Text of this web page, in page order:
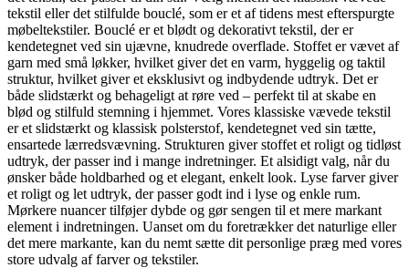
tekstil eller det stilfulde bouclé, som er et af tidens mest efterspurgte
møbeltekstiler. Bouclé er et blødt og dekorativt tekstil, der er
kendetegnet ved sin ujævne, knudrede overflade. Stoffet er vævet af
garn med små løkker, hvilket giver det en varm, hyggelig og taktil
struktur, hvilket giver et eksklusivt og indbydende udtryk. Det er
både slidstærkt og behageligt at røre ved – perfekt til at skabe en
blød og stilfuld stemning i hjemmet. Vores klassiske vævede tekstil
er et slidstærkt og klassisk polsterstof, kendetegnet ved sin tætte,
ensartede lærredsvævning. Strukturen giver stoffet et roligt og tidløst
udtryk, der passer ind i mange indretninger. Et alsidigt valg, når du
ønsker både holdbarhed og et elegant, enkelt look. Lyse farver giver
et roligt og let udtryk, der passer godt ind i lyse og enkle rum.
Mørkere nuancer tilføjer dybde og gør sengen til et mere markant
element i indretningen. Uanset om du foretrækker det naturlige eller
det mere markante, kan du nemt sætte dit personlige præg med vores
store udvalg af farver og tekstiler.